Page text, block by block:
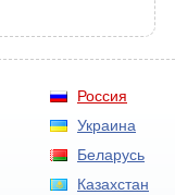
Россия
Украина
Беларусь
Казахстан